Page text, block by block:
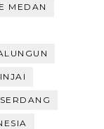
MEDAN